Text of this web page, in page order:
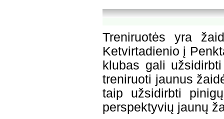
Treniruotės yra
Ketvirtadienio į
klubas gali
treniruoti jaunus
taip užsidirbti
perspektyvių jaunų